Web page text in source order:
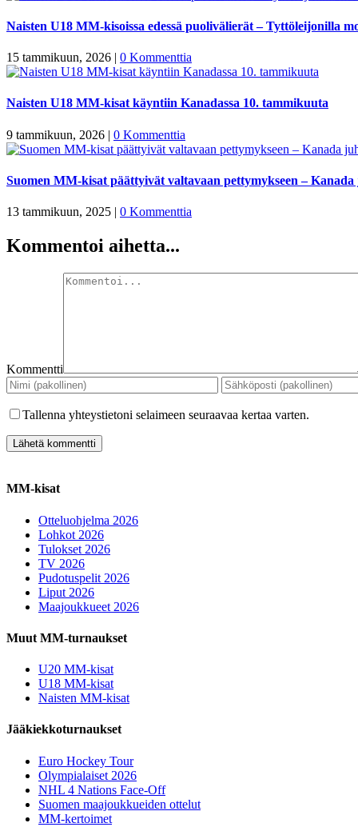
Naisten U18 MM-kisoissa edessä puolivälierät – Tyttöleijonilla
15 tammikuun, 2026 | 0 Kommenttia
Naisten U18 MM-kisat käyntiin Kanadassa 10. tammikuuta
9 tammikuun, 2026 | 0 Kommenttia
Suomen MM-kisat päättyivät valtavaan pettymykseen –
13 tammikuun, 2025 | 0 Kommenttia
Kommentoi aihetta...
Kommentti
Tallenna yhteystietoni selaimeen seuraavaa kertaa varten.
MM-kisat
Otteluohjelma 2026
Lohkot 2026
Tulokset 2026
TV 2026
Pudotuspelit 2026
Liput 2026
Maajoukkueet 2026
Muut MM-turnaukset
U20 MM-kisat
U18 MM-kisat
Naisten MM-kisat
Jääkiekkoturnaukset
Euro Hockey Tour
Olympialaiset 2026
NHL 4 Nations Face-Off
Suomen maajoukkueiden ottelut
MM-kertoimet